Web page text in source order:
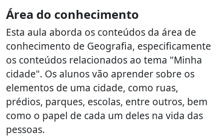
Área do conhecimento
Esta aula aborda os conteúdos da área de
conhecimento de Geografia, especificamente
os conteúdos relacionados ao tema "Minha
cidade". Os alunos vão aprender sobre os
elementos de uma cidade, como ruas,
prédios, parques, escolas, entre outros, bem
como o papel de cada um deles na vida das
pessoas.